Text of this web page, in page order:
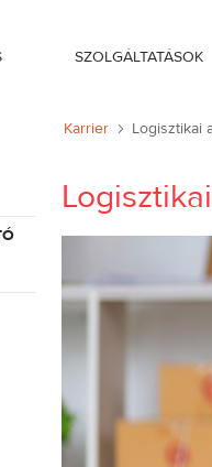
SZOLGÁLTATÁSOK
gyakornok
Karrier Logisztikai